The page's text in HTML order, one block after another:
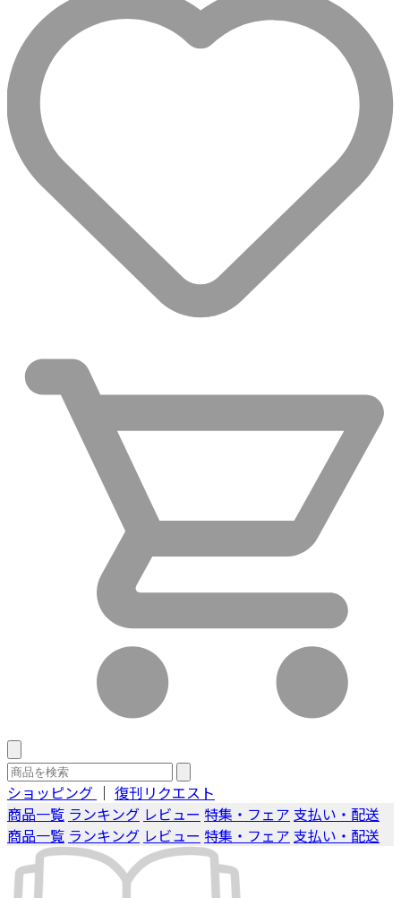
ショッピング ｜ 復刊リクエスト
商品一覧 ランキング レビュー 特集・フェア 支払い・配送
商品一覧 ランキング レビュー 特集・フェア 支払い・配送